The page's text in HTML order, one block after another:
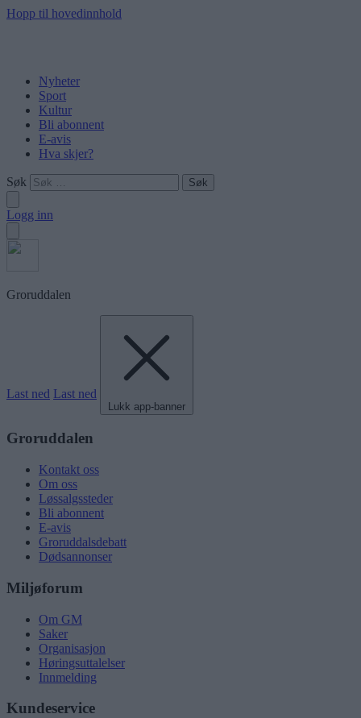
Hopp til hovedinnhold
Nyheter
Sport
Kultur
Bli abonnent
E-avis
Hva skjer?
Søk
Logg inn
Groruddalen
Last ned Last ned
Lukk app-banner
Groruddalen
Kontakt oss
Om oss
Løssalgssteder
Bli abonnent
E-avis
Groruddalsdebatt
Dødsannonser
Miljøforum
Om GM
Saker
Organisasjon
Høringsuttalelser
Innmelding
Kundeservice